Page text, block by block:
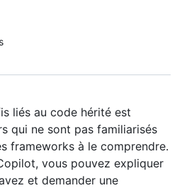
liés au code hérité est
qui ne sont pas familiarisés
frameworks à le comprendre.
vous pouvez expliquer
et demander une